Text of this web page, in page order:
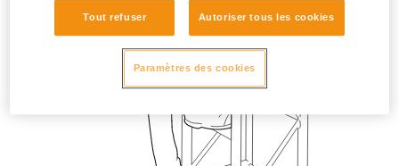
Tout refuser Autoriser tous les cookies
Paramètres des cookies